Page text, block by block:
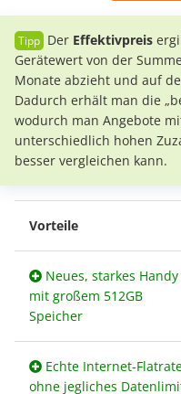
Der Effektivpreis
Gerätewert von der
Monate abzieht und auf
Dadurch erhält man die
wodurch man Angebote
unterschiedlich hohen
besser vergleichen kann.
Vorteile
Neues, starkes Handy
mit großem 512GB
Speicher
Echte Internet-
ohne jegliches